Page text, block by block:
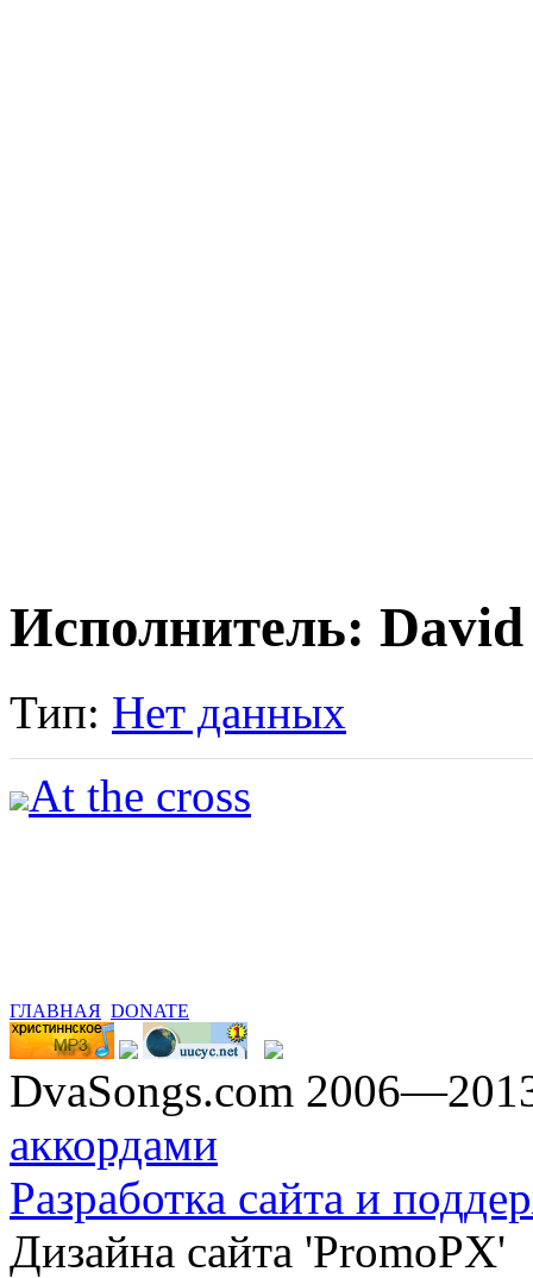
Исполнитель:
Тип: Нет данных
At the cross
ГЛАВНАЯ DONATE
DvaSongs.com
аккордами
Разработка сайта и
Дизайна сайта 'PromoPX'